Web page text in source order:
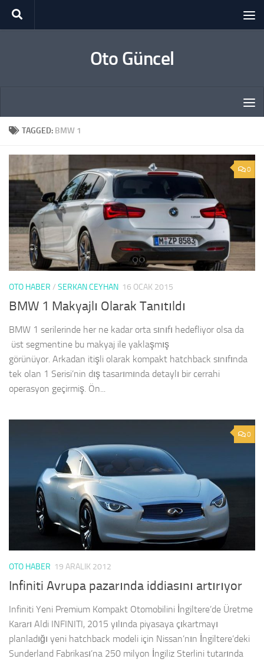
Skip to content
Oto Güncel
TAGGED: BMW 1
0
OTO HABER / SERKAN CEYHAN 16 OCAK 2015
BMW 1 Makyajlı Olarak Tanıtıldı
BMW 1 serilerinde her ne kadar orta sınıfı hedefliyor olsa da
üst segmentine bu makyaj ile yaklaşmış
görünüyor. Arkadan itişli olarak kompakt hatchback sınıfında
tek olan 1 Serisi’nin dış tasarımında detaylı bir cerrahi
operasyon geçirmiş. Ön...
0
OTO HABER 19 ARALIK 2012
Infiniti Avrupa pazarında iddiasını artırıyor
Infiniti Yeni Premium Kompakt Otomobilini İngiltere’de Üretme
Kararı Aldi INFINITI, 2015 yılında piyasaya çıkartmayı
planladığı yeni hatchback modeli için Nissan’nın İngiltere’deki
Sunderland Fabrikası’na 250 milyon İngiliz Sterlini tutarında